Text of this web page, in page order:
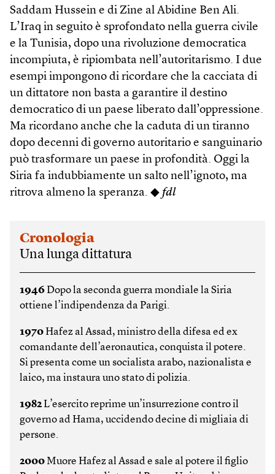
Saddam Hussein e di Zine al Abidine Ben Ali.
L’Iraq in seguito è sprofondato nella guerra civile
e la Tunisia, dopo una rivoluzione democratica
incompiuta, è ripiombata nell’autoritarismo. I due
esempi impongono di ricordare che la cacciata di
un dittatore non basta a garantire il destino
democratico di un paese liberato dall’oppressione.
Ma ricordano anche che la caduta di un tiranno
dopo decenni di governo autoritario e sanguinario
può trasformare un paese in profondità. Oggi la
Siria fa indubbiamente un salto nell’ignoto, ma
ritrova almeno la speranza. ◆ fdl
Cronologia
Una lunga dittatura
1946Dopo la seconda guerra mondiale la Siria
ottiene l’indipendenza da Parigi.
1970Hafez al Assad, ministro della difesa ed ex
comandante dell’aeronautica, conquista il potere.
Si presenta come un socialista arabo, nazionalista e
laico, ma instaura uno stato di polizia.
1982L’esercito reprime un’insurrezione contro il
governo ad Hama, uccidendo decine di migliaia di
persone.
2000Muore Hafez al Assad e sale al potere il figlio